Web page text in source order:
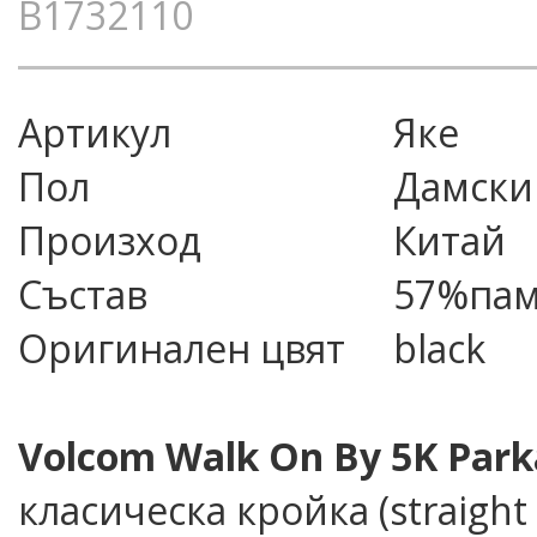
B1732110
Артикул
яке
Пол
Дамски
Произход
Китай
Състав
Оригинален цвят
black
Volcom Walk On By 5K
класическа кройка